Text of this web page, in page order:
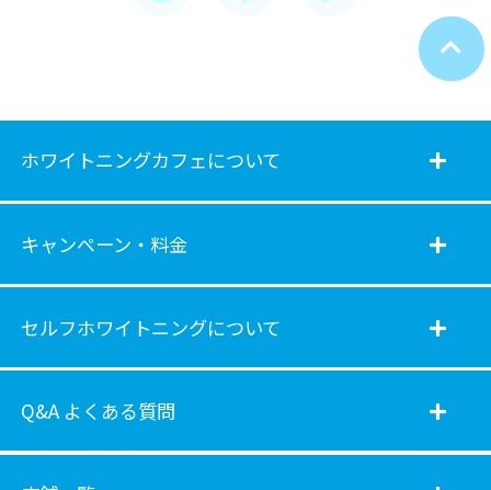
ホワイトニングカフェについて
キャンペーン・料金
セルフホワイトニングについて
Q&A よくある質問